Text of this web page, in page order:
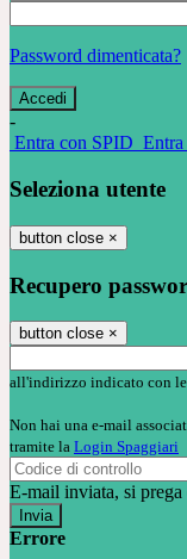
Password dimenticata?
-
Entra con SPID
Seleziona utente
button close ×
Recupero
button close ×
all'indirizzo indicato con
Non hai una e-mail
tramite la Login Spaggiari
E-mail inviata, si
Errore